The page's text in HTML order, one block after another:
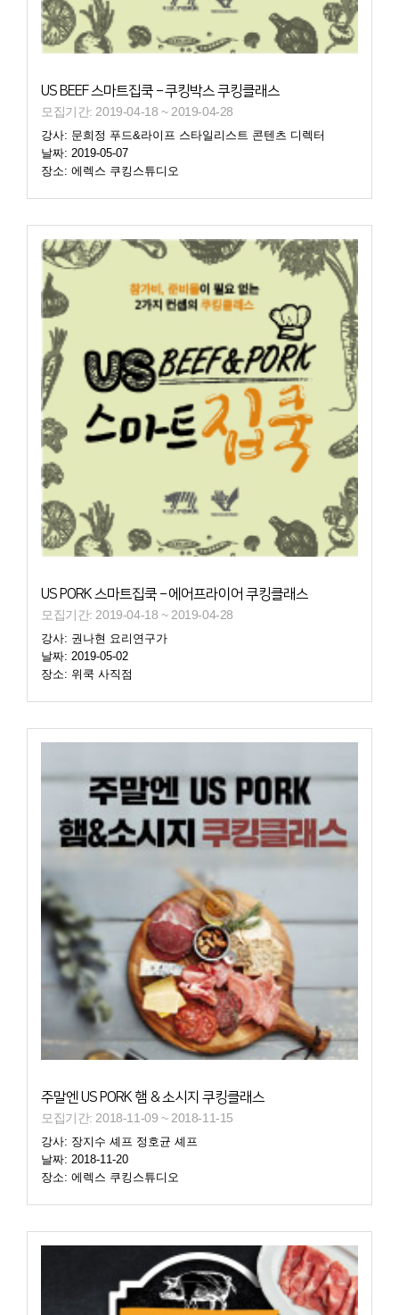
US BEEF 스마트집쿡 – 쿠킹박스 쿠킹클래스
모집기간: 2019-04-18 ~ 2019-04-28
강사: 문희정 푸드&라이프 스타일리스트 콘텐츠 디렉터
날짜: 2019-05-07
장소: 에렉스 쿠킹스튜디오
US PORK 스마트집쿡 – 에어프라이어 쿠킹클래스
모집기간: 2019-04-18 ~ 2019-04-28
강사: 권나현 요리연구가
날짜: 2019-05-02
장소: 위쿡 사직점
주말엔 US PORK 햄 & 소시지 쿠킹클래스
모집기간: 2018-11-09 ~ 2018-11-15
강사: 장지수 셰프 정호균 셰프
날짜: 2018-11-20
장소: 에렉스 쿠킹스튜디오